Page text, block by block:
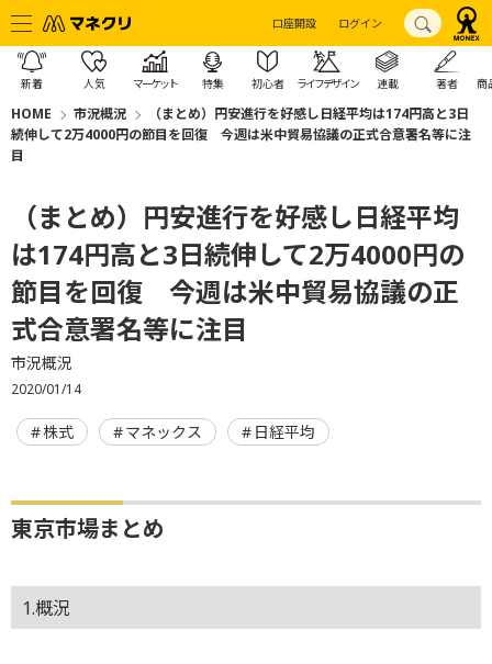
口座開設 ログイン
新着 人気 マーケット 特集 初心者 ライフデザイン 連載 著者 商
HOME 市況概況
（まとめ）円安進行を好感し日経平均は174円高と3日
続伸して2万4000円の節目を回復 今週は米中貿易協議の正式合意署名等に注
目
（まとめ）円安進行を好感し日経平均
は174円高と3日続伸して2万4000円の
節目を回復 今週は米中貿易協議の正
式合意署名等に注目
市況概況
2020/01/14
株式 マネックス 日経平均
東京市場まとめ
1.概況